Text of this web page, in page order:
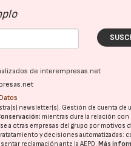
de interempresas.net
newsletter(s). Gestión de cuenta de
mientras dure la relación con
a otras empresas del grupo por motivos
y decisiones automatizadas:
reclamación ante laAEPD.Más